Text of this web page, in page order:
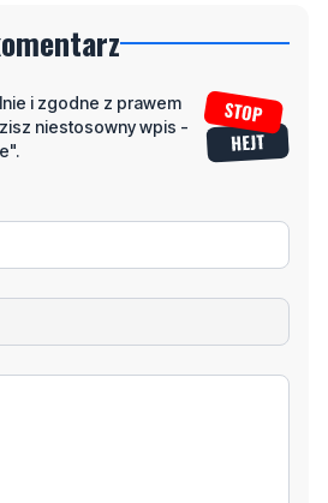
i zgodne z prawem
niestosowny wpis -